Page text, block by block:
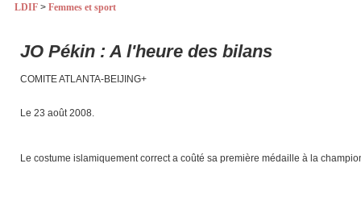
LDIF > Femmes et sport
JO Pékin : A l'heure des bilans
COMITE ATLANTA-BEIJING+
Le 23 août 2008.
Le costume islamiquement correct a coûté sa première médaille à la